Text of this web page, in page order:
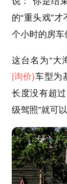
的“重头戏”
个小时的房车
这台名为“大
|询价)车型为
长度没有超
级驾照”就可以